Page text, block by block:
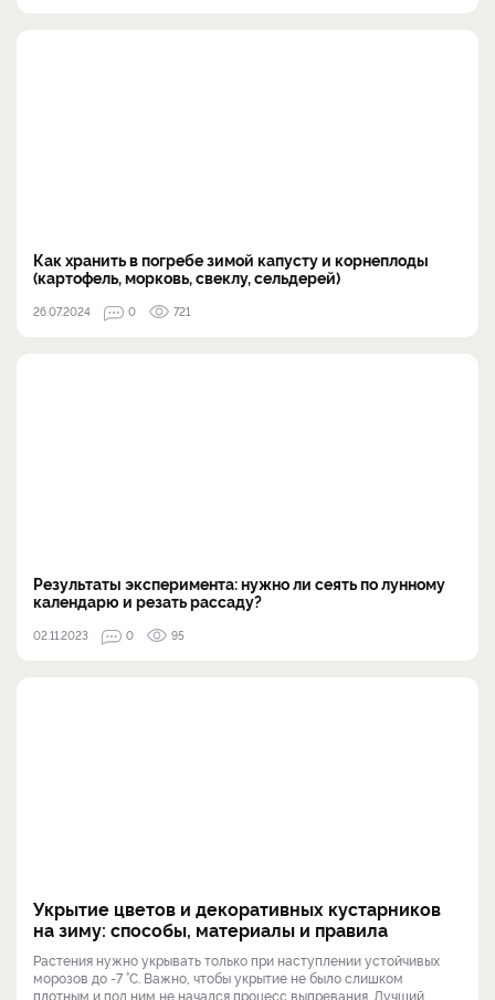
Как хранить в погребе зимой капусту и корнеплоды
(картофель, морковь, свеклу, сельдерей)
26.07.2024 0 721
Результаты эксперимента: нужно ли сеять по лунному
календарю и резать рассаду?
02.11.2023 0 95
Укрытие цветов и декоративных кустарников
на зиму: способы, материалы и правила
Растения нужно укрывать только при наступлении устойчивых
морозов до -7 °С. Важно, чтобы укрытие не было слишком
плотным и под ним не начался процесс выпревания. Лучший